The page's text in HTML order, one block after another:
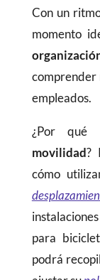
Con un
momento
comprender
empleados.
¿Por qué
movilidad?
cómo
para
podrá